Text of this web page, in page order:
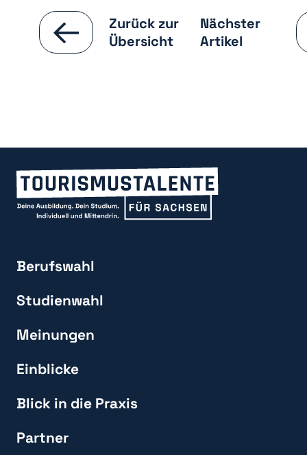
Zurück zur
Übersicht
Nächster
Artikel
Berufswahl
Studienwahl
Meinungen
Einblicke
Blick in die Praxis
Partner